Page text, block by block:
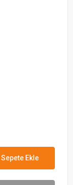
Sepete Ekle